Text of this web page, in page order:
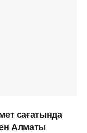
сағатында
Алматы